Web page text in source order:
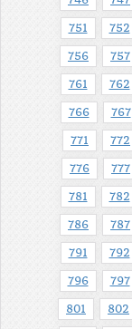
751 752
756 757
761 762
766 767
771 772
776 777
781 782
786 787
791 792
796 797
801 802